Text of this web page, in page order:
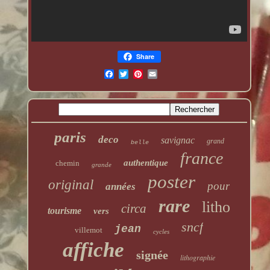
Share
paris deco belle savignac grand
chemin grande authentique france
original années poster pour
tourisme vers circa rare litho
villemot jean cycles sncf
affiche signée lithographie